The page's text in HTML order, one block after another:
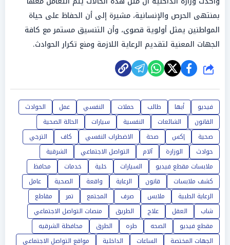
بمنتهى الحرص والإنسانية، مشيرة إلى أن الحفاظ على حياة
المواطنين يمثل أولوية قصوى، وأن التنسيق مستمر مع كافة
الجهات المعنية لتقديم الرعاية اللازمة ومنع تكرار الحوادث.
شارك
فيديو أبها طالب حملات النفسي عمل
الحوادث
القانون
الشائعات النفسية سيارات
الحالة الصحية
صحية
إكس صحة الاضطراب النفسي كاف
الترجي
حوادث
الوزارة آلام التواصل الاجتماعي
الشرقية
ملابسات مقطع فيديو
السيارات خلية خدمات
محافظ
كشف ملابسات
قانون الرعاية واقعة الصحية
عامل
الرعاية الطبية
ملابس صرف المجتمع تمر
مقاطع
شاب
العقل علاج الطريق
منصات التواصل الاجتماعي
مقطع فيديو
الصحه طره الطرق
محافظة الشرقيه
الجهات المختصة
الساعات الداخلية
مواقع التواصل الاجتماعي